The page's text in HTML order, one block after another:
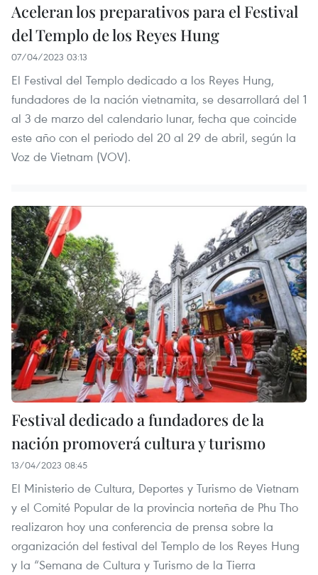
Aceleran los preparativos para el Festival
del Templo de los Reyes Hung
07/04/2023 03:13
El Festival del Templo dedicado a los Reyes Hung,
fundadores de la nación vietnamita, se desarrollará del 1
al 3 de marzo del calendario lunar, fecha que coincide
este año con el periodo del 20 al 29 de abril, según la
Voz de Vietnam (VOV).
Festival dedicado a fundadores de la
nación promoverá cultura y turismo
13/04/2023 08:45
El Ministerio de Cultura, Deportes y Turismo de Vietnam
y el Comité Popular de la provincia norteña de Phu Tho
realizaron hoy una conferencia de prensa sobre la
organización del festival del Templo de los Reyes Hung
y la “Semana de Cultura y Turismo de la Tierra